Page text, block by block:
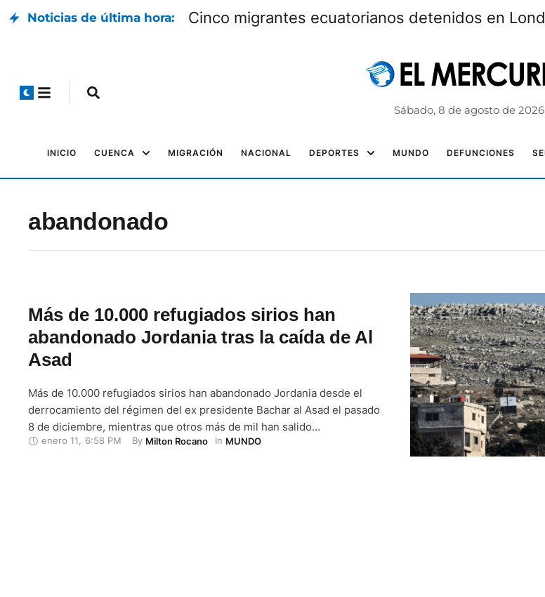
Noticias de última hora: Cinco migrantes ecuatorianos detenidos en
Sábado, 8 de agosto de 2026
INICIO CUENCA MIGRACIÓN NACIONAL DEPORTES MUNDO DEFUNCIONES
abandonado
Más de 10.000 refugiados sirios han
abandonado Jordania tras la caída de Al
Asad
Más de 10.000 refugiados sirios han abandonado Jordania desde el
derrocamiento del régimen del ex presidente Bachar al Asad el pasado
8 de diciembre, mientras que otros más de mil han salido
"voluntariamente" de los campamentos de refugiados del país árabe,
enero 11 6:58 PM By Milton Rocano In MUNDO